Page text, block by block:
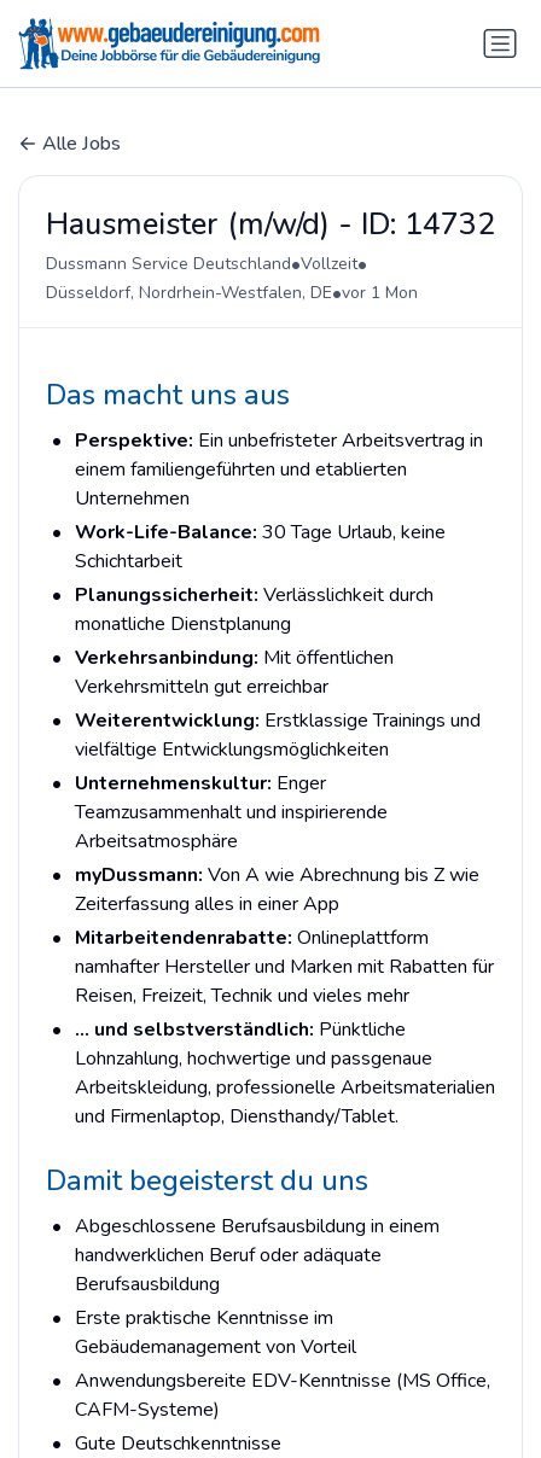
Alle Jobs
Hausmeister (m/w/d) - ID: 14732
Dussmann Service Deutschland•Vollzeit•
Düsseldorf, Nordrhein-Westfalen, DE•vor 1 Mon
Das macht uns aus
Perspektive: Ein unbefristeter Arbeitsvertrag in
einem familiengeführten und etablierten
Unternehmen
Work-Life-Balance: 30 Tage Urlaub, keine
Schichtarbeit
Planungssicherheit: Verlässlichkeit durch
monatliche Dienstplanung
Verkehrsanbindung: Mit öffentlichen
Verkehrsmitteln gut erreichbar
Weiterentwicklung: Erstklassige Trainings und
vielfältige Entwicklungsmöglichkeiten
Unternehmenskultur: Enger
Teamzusammenhalt und inspirierende
Arbeitsatmosphäre
myDussmann: Von A wie Abrechnung bis Z wie
Zeiterfassung alles in einer App
Mitarbeitendenrabatte: Onlineplattform
namhafter Hersteller und Marken mit Rabatten für
Reisen, Freizeit, Technik und vieles mehr
… und selbstverständlich: Pünktliche
Lohnzahlung, hochwertige und passgenaue
Arbeitskleidung, professionelle Arbeitsmaterialien
und Firmenlaptop, Diensthandy/Tablet.
Damit begeisterst du uns
Abgeschlossene Berufsausbildung in einem
handwerklichen Beruf oder adäquate
Berufsausbildung
Erste praktische Kenntnisse im
Gebäudemanagement von Vorteil
Anwendungsbereite EDV-Kenntnisse (MS Office,
CAFM-Systeme)
Gute Deutschkenntnisse